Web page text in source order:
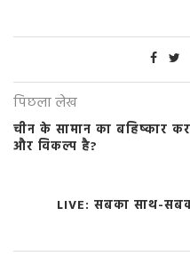
पिछला लेख
चीन के सामान का बहिष्कार
और विकल्प है?
LIVE: सबका साथ-